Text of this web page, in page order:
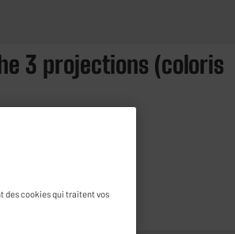
3 projections (coloris
des cookies qui traitent vos